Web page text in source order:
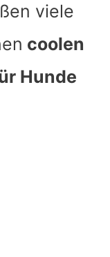
viele
coolen
Hunde